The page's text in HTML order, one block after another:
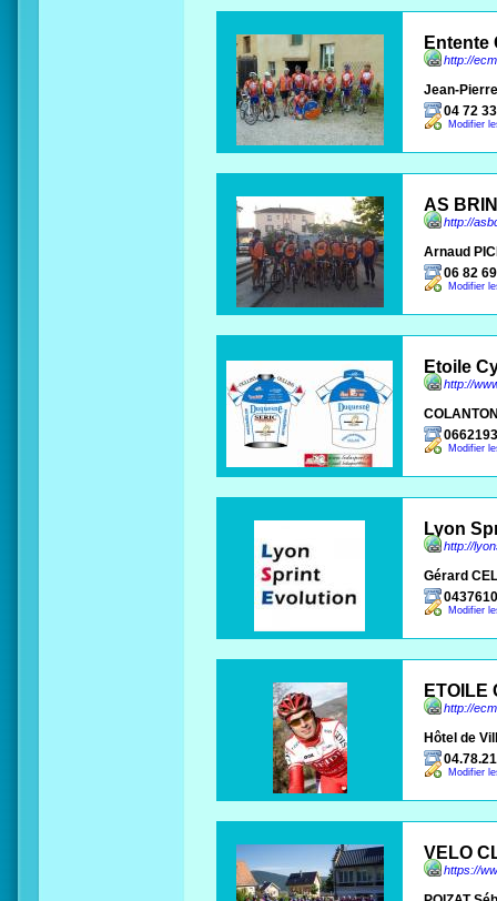
Entente
http://
Jean-
04 72
Modifier
AS
http://
Arnaud
06 82
Modifier
Etoile
http://
Modifier
Lyon
http://
Gérard
Modifier
ETOILE
http://
Hôtel de
Modifier
VELO
https://